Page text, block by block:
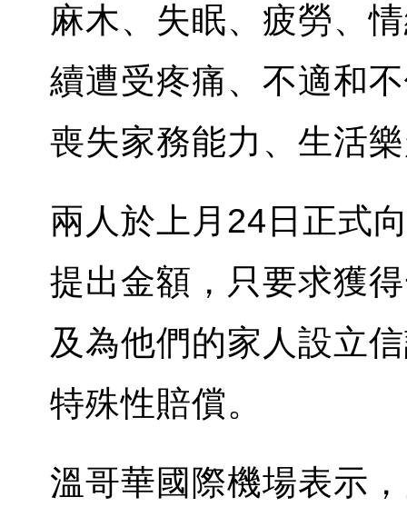
麻木、失眠、疲勞、
續遭受疼痛、不適和
喪失家務能力、生活
兩人於上月24日正式
提出金額，只要求獲
及為他們的家人設立
特殊性賠償。
溫哥華國際機場表示